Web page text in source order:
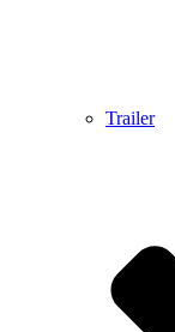
Trailer